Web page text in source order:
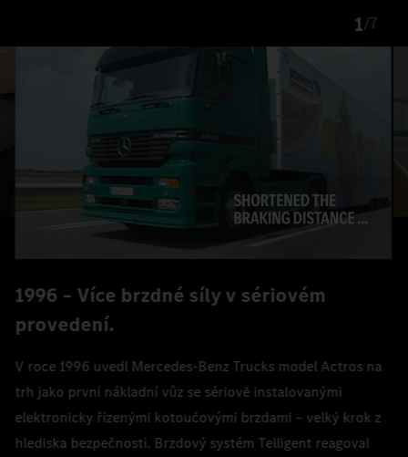
1/7
1996 – Více brzdné síly v sériovém
provedení.
V roce 1996 uvedl Mercedes‑Benz Trucks model Actros na
trh jako první nákladní vůz se sériově instalovanými
elektronicky řízenými kotoučovými brzdami – velký krok z
hlediska bezpečnosti. Brzdový systém Telligent reagoval